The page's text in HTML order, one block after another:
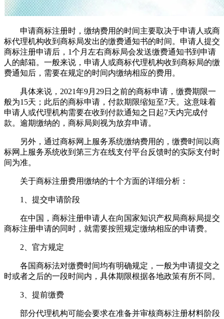
申请商标注册时，缴纳费用的时间主要取决于申请人或商
标代理机构收到商标局发出的缴费通知书的时间。申请人提交
商标注册申请后，1个月左右商标局会发送缴费通知书到申请
人的邮箱。一般来说，申请人或商标代理机构收到商标局的缴
费通知后，需要在规定的时间内缴纳相应的费用。
具体来说，2021年9月29日之前的商标申请，缴费期限一
般为15天；此后的商标申请，付款期限缩短至7天。这意味着
申请人或代理机构需要在收到付款通知之日起7天内完成付
款。逾期缴纳的，商标局则视为放弃申请。
另外，通过商标网上服务系统缴纳费用的，缴费时间以商
标网上服务系统收到第三方在线支付平台反馈时的实际支付时
间为准。
关于商标注册费用缴纳的十个方面的详细分析：
1、提交申请阶段
在中国，商标注册申请人在向国家知识产权局商标局提交
商标注册申请的同时，就需要按照规定缴纳相应的申请费。
2、官方规定
各国商标法对缴费时间均有明确规定，一般为申请提交之
时或者之后的一段时间内，具体期限根据各地政策有所不同。
3、提前缴费
部分代理机构可能会要求在准备并审核商标注册材料阶段